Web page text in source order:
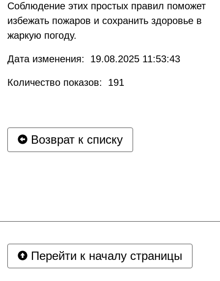
Соблюдение этих простых правил поможет
избежать пожаров и сохранить здоровье в
жаркую погоду.
Дата изменения: 19.08.2025 11:53:43
Количество показов: 191
Возврат к списку
Перейти к началу страницы